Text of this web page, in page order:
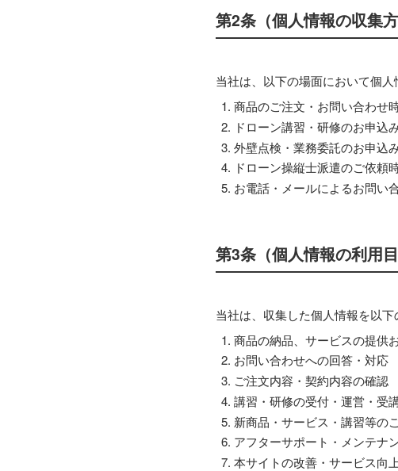
第2条（個人情報の収集方
当社は、以下の場面において個人
商品のご注文・お問い合わせ
ドローン講習・研修のお申込
外壁点検・業務委託のお申込
ドローン操縦士派遣のご依頼
お電話・メールによるお問い
第3条（個人情報の利用目
当社は、収集した個人情報を以下
商品の納品、サービスの提供
お問い合わせへの回答・対応
ご注文内容・契約内容の確認
講習・研修の受付・運営・受
新商品・サービス・講習等の
アフターサポート・メンテナ
本サイトの改善・サービス向